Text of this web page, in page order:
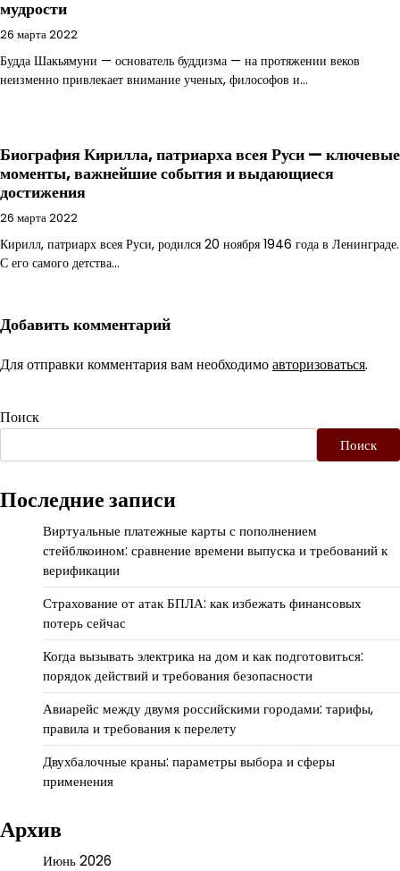
мудрости
26 марта 2022
Будда Шакьямуни — основатель буддизма — на протяжении веков
неизменно привлекает внимание ученых, философов и…
Биография Кирилла, патриарха всея Руси — ключевые
моменты, важнейшие события и выдающиеся
достижения
26 марта 2022
Кирилл, патриарх всея Руси, родился 20 ноября 1946 года в Ленинграде.
С его самого детства…
Добавить комментарий
Для отправки комментария вам необходимоавторизоваться.
Поиск
Поиск
Последние записи
Виртуальные платежные карты с пополнением
стейблкоином: сравнение времени выпуска и требований к
верификации
Страхование от атак БПЛА: как избежать финансовых
потерь сейчас
Когда вызывать электрика на дом и как подготовиться:
порядок действий и требования безопасности
Авиарейс между двумя российскими городами: тарифы,
правила и требования к перелету
Двухбалочные краны: параметры выбора и сферы
применения
Архив
Июнь 2026